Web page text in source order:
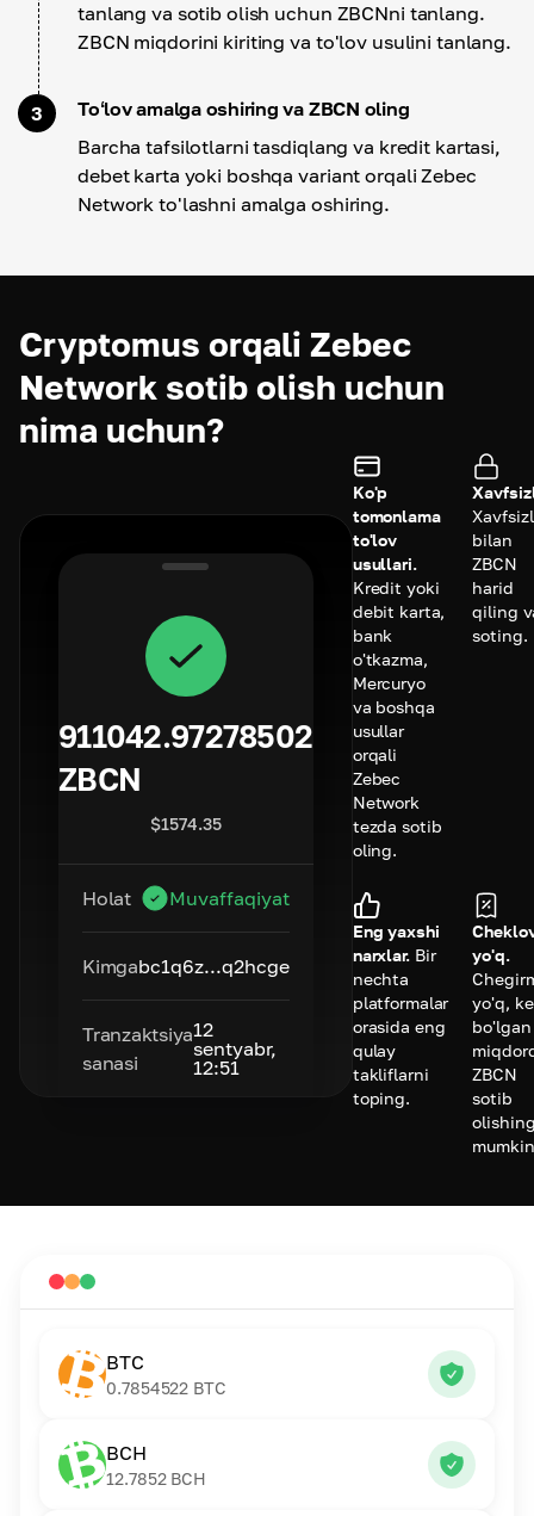
tanlang va sotib olish uchun ZBCNni tanlang.
ZBCN miqdorini kiriting va to'lov usulini tanlang.
3
Toʻlov amalga oshiring va ZBCN oling
Barcha tafsilotlarni tasdiqlang va kredit kartasi,
debet karta yoki boshqa variant orqali Zebec
Network to'lashni amalga oshiring.
Cryptomus orqali Zebec
Network sotib olish uchun
nima uchun?
911042.97278502
ZBCN
$1574.35
Holat Muvaffaqiyat
Kimgabc1q6z...q2hcge
Tranzaktsiya
sanasi
12
sentyabr,
12:51
Ko'p
tomonlama
to'lov
usullari.
Kredit yoki
debit karta,
bank
o'tkazma,
Mercuryo
va boshqa
usullar
orqali
Zebec
Network
tezda sotib
oling.
bilan
ZBCN
harid
qiling
soting.
Eng yaxshi
narxlar. Bir
nechta
platformalar
orasida eng
qulay
takliflarni
toping.
yo'q.
yo'q,
bo'lgan
ZBCN
sotib
BTC
0.7854522 BTC
BCH
12.7852 BCH